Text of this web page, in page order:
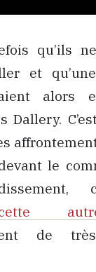
qu’ils
et
alors
Dallery.
le
de